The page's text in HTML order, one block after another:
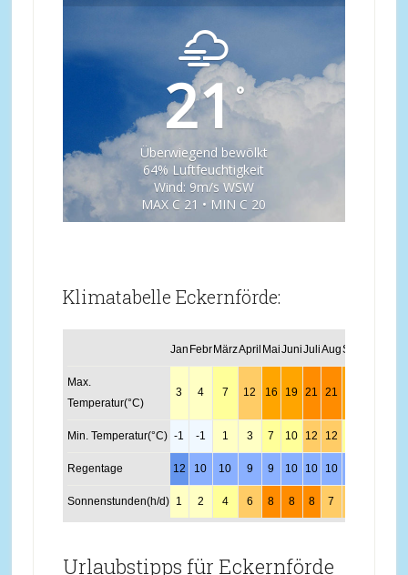
21°
Überwiegend bewölkt
64% Luftfeuchtigkeit
Wind: 9m/s WSW
MAX C 21 • MIN C 20
Klimatabelle Eckernförde:
Jan FebrMärzApril MaiJuniJuliAugSept
Max.
Temperatur(°C)
3 4 7 12 16 19 21 21
Min. Temperatur(°C) -1 -1 1 3 7 10 12 12
Regentage 12 10 10 9 9 10 10 10
Sonnenstunden(h/d) 1 2 4 6 8 8 8 7
Urlaubstipps für Eckernförde